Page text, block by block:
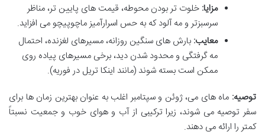
مزایا: خلوت تر بودن محوطه، قیمت های پایین تر، مناظر
سرسبزتر و مه آلود که به حس اسرارآمیز ماچوپیچو می افزاید.
معایب: بارش های سنگین روزانه، مسیرهای لغزنده، احتمال
مه گرفتگی و محدود شدن دید، برخی مسیرهای پیاده روی
ممکن است بسته شوند (مانند اینکا تریل در فوریه).
توصیه: ماه های می، ژوئن و سپتامبر اغلب به عنوان بهترین زمان ها برای
سفر توصیه می شوند، زیرا ترکیبی از آب و هوای خوب و جمعیت نسبتاً
کمتر را ارائه می دهند.